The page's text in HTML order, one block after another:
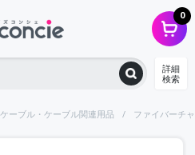
0
詳細
検索
ケーブル・ケーブル関連用品 ファイバーチ